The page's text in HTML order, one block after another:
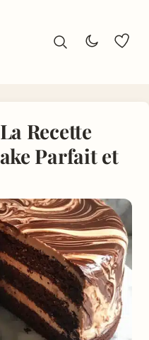
Recette
Parfait et